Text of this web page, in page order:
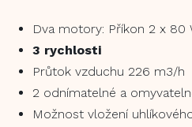
Dva motory: Příkon 2 x 80
3 rychlosti
Průtok vzduchu 226 m3/h
2 odnímatelné a
Možnost vložení